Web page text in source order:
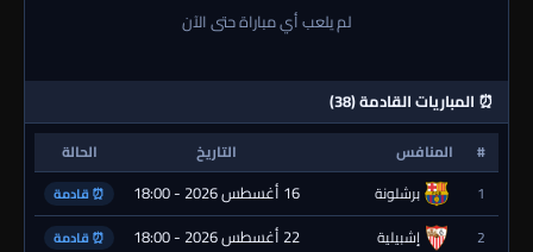
لم يلعب أي مباراة حتى الآن
⏰ المباريات القادمة (38)
# المنافس التاريخ
الحالة
1
برشلونة 16 أغسطس 2026 - 18:00 ⏰ قادمة
2 إشبيلية 22 أغسطس 2026 - 18:00 ⏰ قادمة